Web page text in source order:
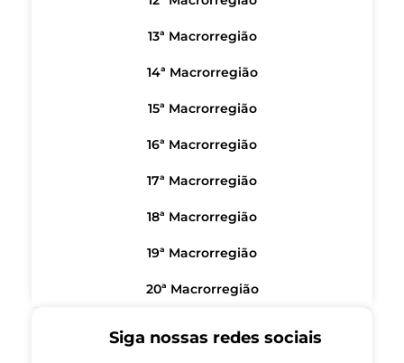
13ª Macrorregião
14ª Macrorregião
15ª Macrorregião
16ª Macrorregião
17ª Macrorregião
18ª Macrorregião
19ª Macrorregião
20ª Macrorregião
Siga nossas redes sociais